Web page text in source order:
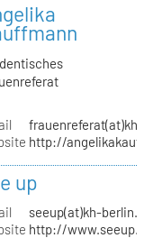
http://
up
seeup(at)kh-
http://